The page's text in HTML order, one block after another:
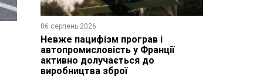
06 серпень 2026
Невже пацифізм програв і
автопромисловість у Франції
активно долучається до
виробництва зброї